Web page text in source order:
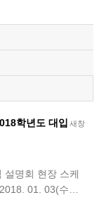
새창
학년도 대입
설명회 현장 스케
01. 03(수…